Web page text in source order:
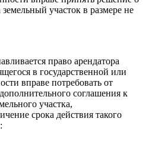
участок в размере не
право арендатора
в государственной или
вправе потребовать от
соглашения к
участка,
срока действия такого